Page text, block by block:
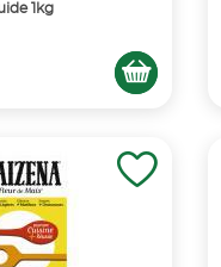
1kg